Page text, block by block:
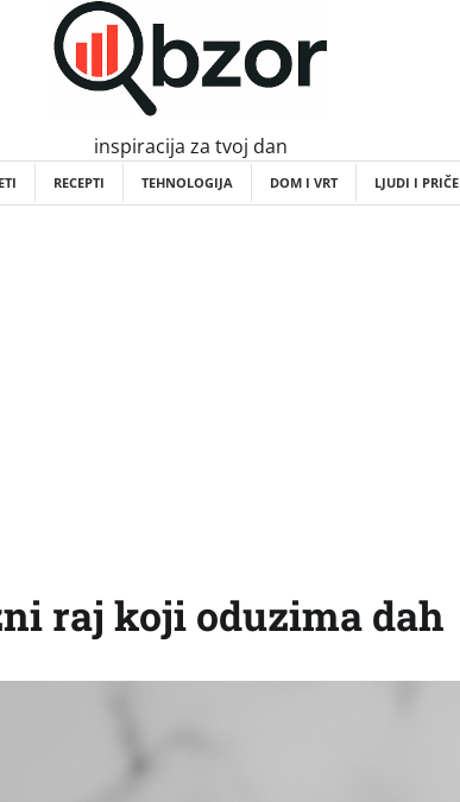
inspiracija za tvoj dan
RECEPTI TEHNOLOGIJA DOM I VRT LJUDI I PRIČE
raj koji oduzima dah